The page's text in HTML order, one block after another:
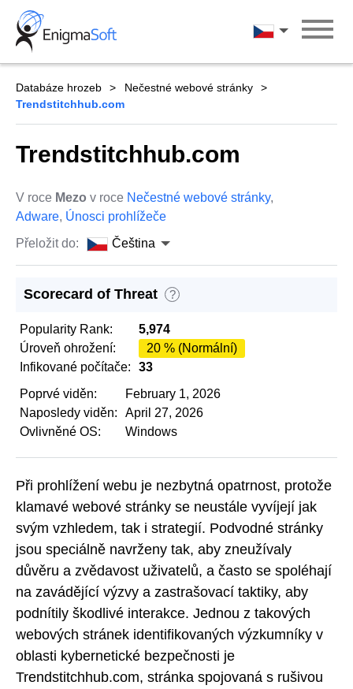
Skip
content
Čeština
Databáze hrozeb
Nečestné webové stránky
Trendstitchhub.com
Trendstitchhub.com
V roce Mezo v roce Nečestné webové stránky,
Adware, Únosci prohlížeče
Přeložit do:
Čeština
Scorecard of Threat ?
Popularity Rank:
5,974
Úroveň ohrožení:
20 % (Normální)
Infikované počítače:
33
Poprvé viděn:
February 1, 2026
Naposledy viděn:
April 27, 2026
Ovlivněné OS:
Windows
Při prohlížení webu je nezbytná opatrnost, protože
klamavé webové stránky se neustále vyvíjejí jak
svým vzhledem, tak i strategií. Podvodné stránky
jsou speciálně navrženy tak, aby zneužívaly
důvěru a zvědavost uživatelů, a často se spoléhají
na zavádějící výzvy a zastrašovací taktiky, aby
podnítily škodlivé interakce. Jednou z takových
webových stránek identifikovaných výzkumníky v
oblasti kybernetické bezpečnosti je
Trendstitchhub.com, stránka spojovaná s rušivou